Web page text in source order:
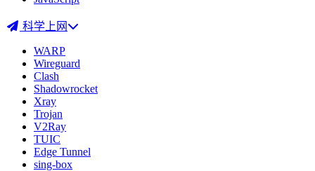
科学上网
WARP
Wireguard
Clash
Shadowrocket
Xray
Trojan
V2Ray
TUIC
Edge Tunnel
sing-box